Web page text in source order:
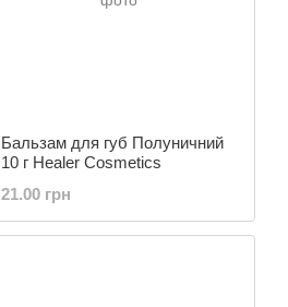
Бальзам для губ Полуничний
10 г Healer Cosmetics
21.00 грн